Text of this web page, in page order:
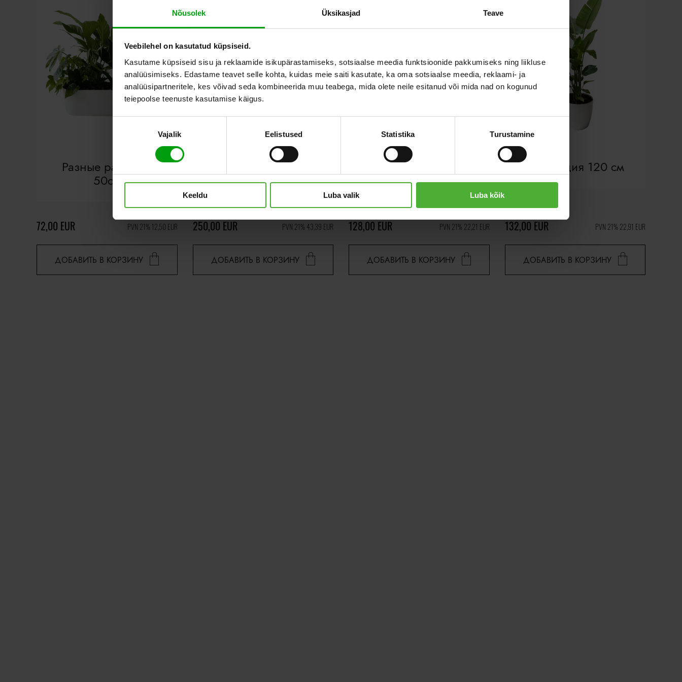
Nõusolek Üksikasjad Teave
Veebilehel on kasutatud küpsiseid.
Kasutame küpsiseid sisu ja reklaamide isikupärastamiseks, sotsiaalse meedia funktsioonide pakkumiseks ning liikluse
analüüsimiseks. Edastame teavet selle kohta, kuidas meie saiti kasutate, ka oma sotsiaalse meedia, reklaami- ja
analüüsipartneritele, kes võivad seda kombineerida muu teabega, mida olete neile esitanud või mida nad on kogunud
teiepoolse teenuste kasutamise käigus.
Vajalik Eelistused Statistika Turustamine
Keeldu Luba valik Luba kõik
Разные растения
50см
72,00 EUR PVN 21% 12,50 EUR
ДОБАВИТЬ В КОРЗИНУ
Драцена Маргината
160см 2 шт.
250,00 EUR PVN 21% 43,39 EUR
ДОБАВИТЬ В КОРЗИНУ
Фикус 100см
128,00 EUR PVN 21% 22,21 EUR
ДОБАВИТЬ В КОРЗИНУ
Стрелиция 120 см
132,00 EUR PVN 21% 22,91 EUR
ДОБАВИТЬ В КОРЗИНУ